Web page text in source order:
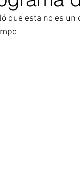
que esta no es